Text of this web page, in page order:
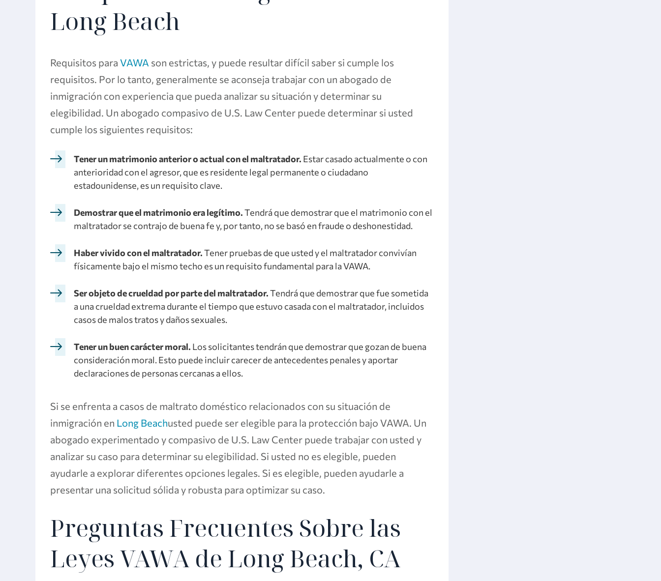
Long Beach
Requisitos para VAWA son estrictas, y puede resultar difícil saber si cumple los
requisitos. Por lo tanto, generalmente se aconseja trabajar con un abogado de
inmigración con experiencia que pueda analizar su situación y determinar su
elegibilidad. Un abogado compasivo de U.S. Law Center puede determinar si usted
cumple los siguientes requisitos:
Tener un matrimonio anterior o actual con el maltratador. Estar casado actualmente o con
anterioridad con el agresor, que es residente legal permanente o ciudadano
estadounidense, es un requisito clave.
Demostrar que el matrimonio era legítimo.Tendrá que demostrar que el matrimonio con el
maltratador se contrajo de buena fe y, por tanto, no se basó en fraude o deshonestidad.
Haber vivido con el maltratador.Tener pruebas de que usted y el maltratador convivían
físicamente bajo el mismo techo es un requisito fundamental para la VAWA.
Ser objeto de crueldad por parte del maltratador.Tendrá que demostrar que fue sometida
a una crueldad extrema durante el tiempo que estuvo casada con el maltratador, incluidos
casos de malos tratos y daños sexuales.
Tener un buen carácter moral. Los solicitantes tendrán que demostrar que gozan de buena
consideración moral. Esto puede incluir carecer de antecedentes penales y aportar
declaraciones de personas cercanas a ellos.
Si se enfrenta a casos de maltrato doméstico relacionados con su situación de
inmigración en Long Beachusted puede ser elegible para la protección bajo VAWA. Un
abogado experimentado y compasivo de U.S. Law Center puede trabajar con usted y
analizar su caso para determinar su elegibilidad. Si usted no es elegible, pueden
ayudarle a explorar diferentes opciones legales. Si es elegible, pueden ayudarle a
presentar una solicitud sólida y robusta para optimizar su caso.
Preguntas Frecuentes Sobre las
Leyes VAWA de Long Beach, CA